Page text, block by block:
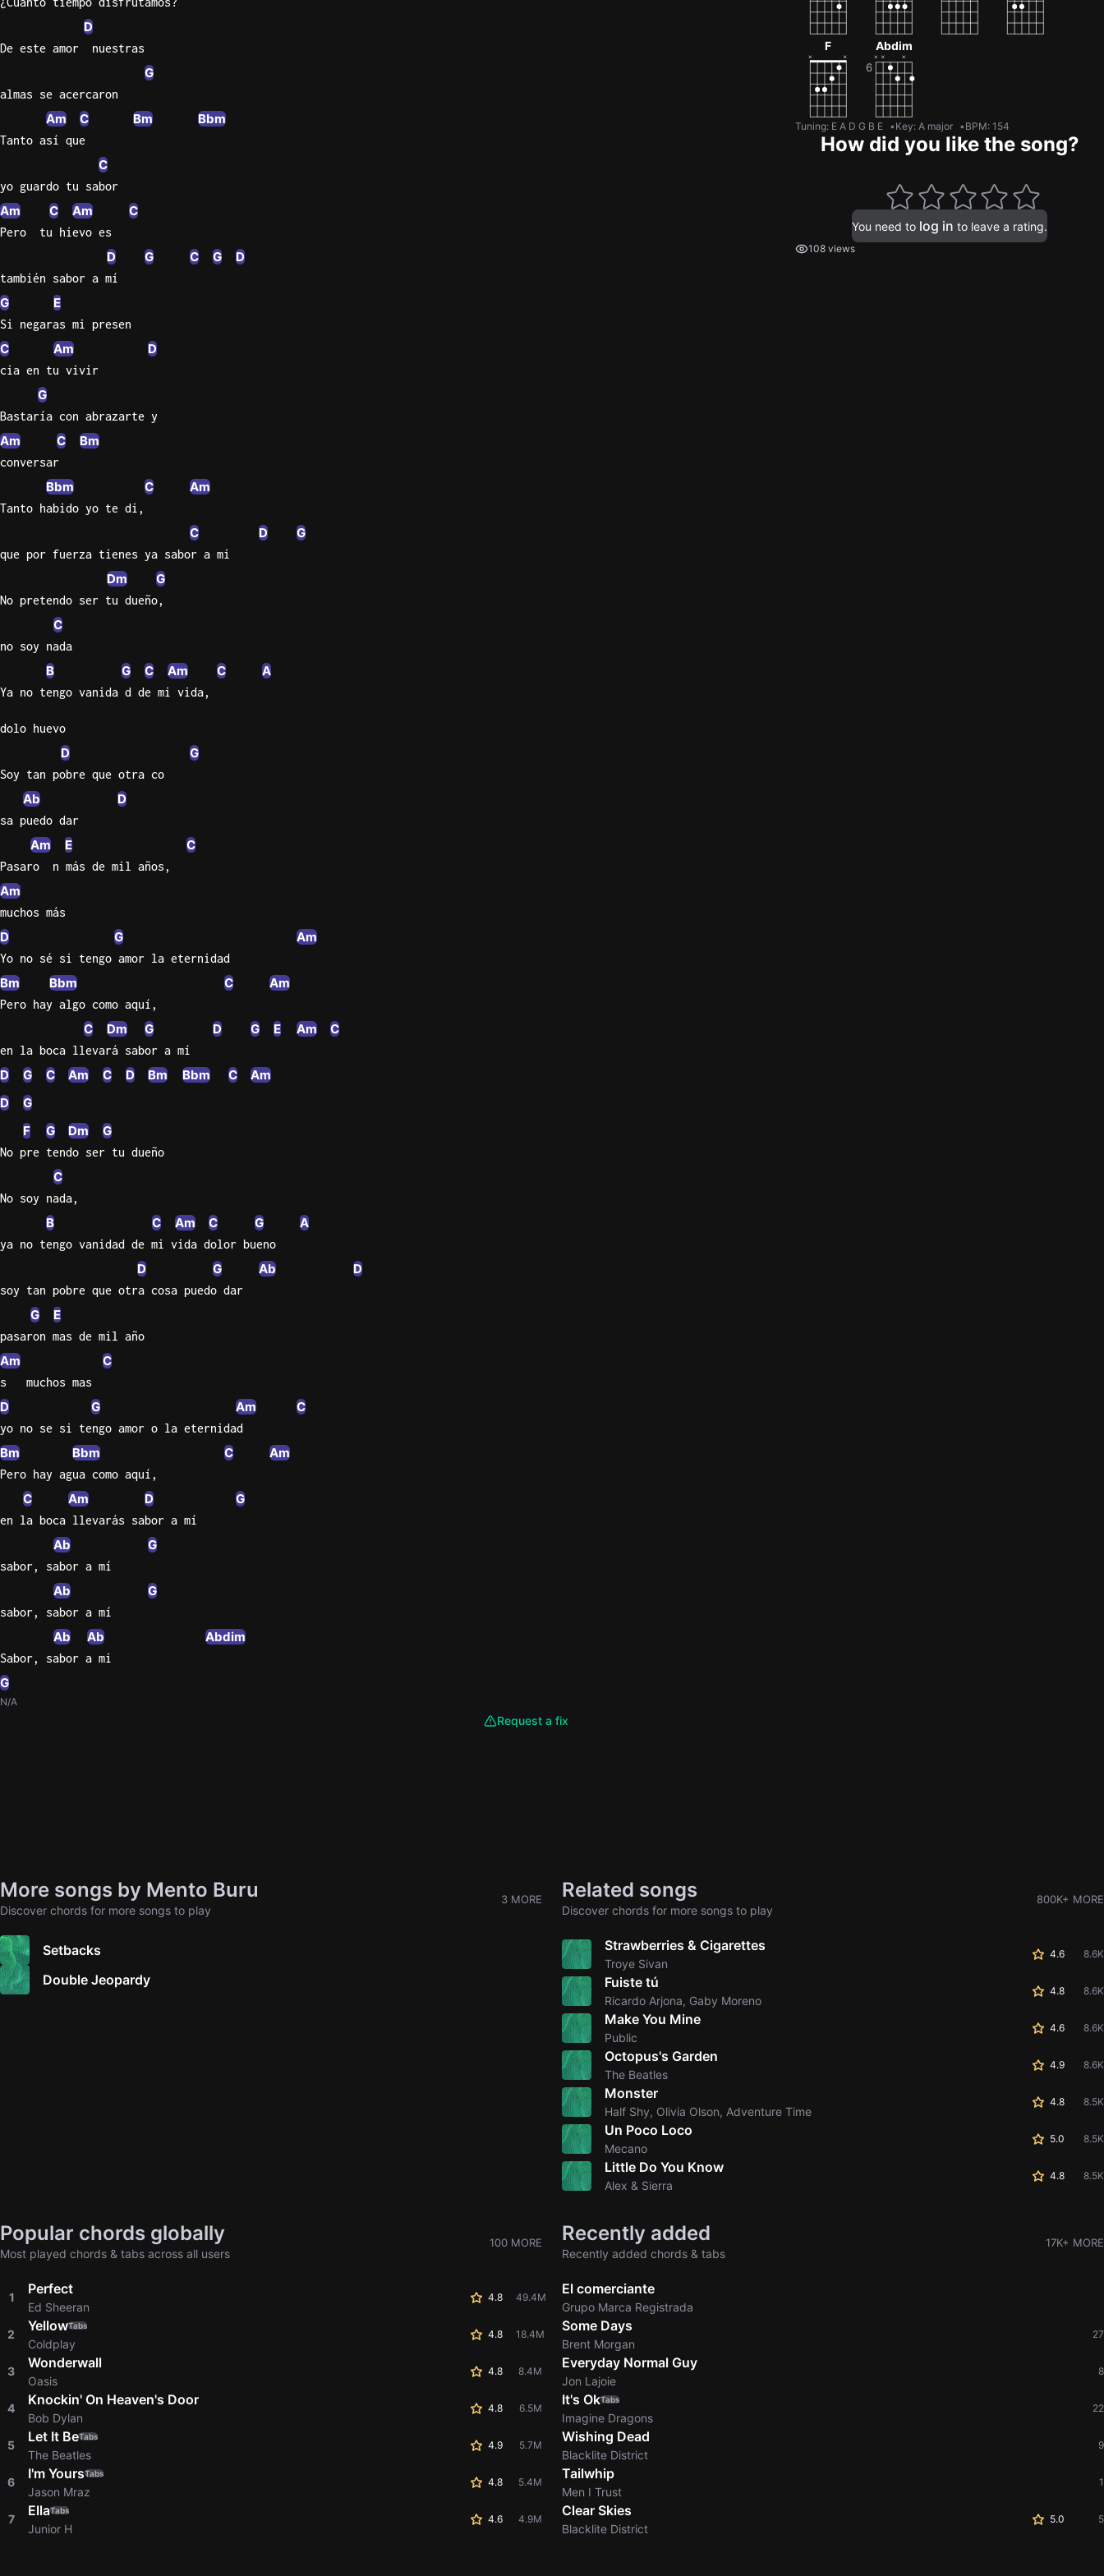
D
De este amor  nuestras
G
almas se acercaron
Am C Bm Bbm
Tanto así que
C
yo guardo tu sabor
Am C Am C
Pero  tu hievo es
D G C G D
también sabor a mí
G E
Si negaras mi presen
C Am D
cia en tu vivir
G
Bastaría con abrazarte y
Am C Bm
conversar
Bbm C Am
Tanto habido yo te di,
C D G
que por fuerza tienes ya sabor a mi
Dm G
No pretendo ser tu dueño,
C
no soy nada
B G C Am C A
Ya no tengo vanida d de mi vida,
dolo huevo
D G
Soy tan pobre que otra co
Ab D
sa puedo dar
Am E C
Pasaro  n más de mil años,
Am
muchos más
D G Am
Yo no sé si tengo amor la eternidad
Bm Bbm C Am
Pero hay algo como aquí,
C Dm G D G E Am C
en la boca llevará sabor a mí
D G C Am C D Bm Bbm C
Am
D
G
F
G Dm G
No pre tendo ser tu dueño
C
No soy nada,
B C Am C G A
ya no tengo vanidad de mi vida dolor bueno
D G Ab D
soy tan pobre que otra cosa puedo dar
G E
pasaron mas de mil año
Am C
s   muchos mas
D G Am C
yo no se si tengo amor o la eternidad
Bm Bbm C Am
Pero hay agua como aquí,
C Am D G
en la boca llevarás sabor a mí
Ab G
sabor, sabor a mí
Ab G
sabor, sabor a mí
Ab Ab Abdim
Sabor, sabor a mi
G
N/A
Request a fix
F Abdim
Tuning: E A D G B E Key: A major BPM: 154
How did you like the song?
You need to log in to leave a rating.
108 views
More songs by Mento Buru
Discover chords for more songs to play
3 MORE
Setbacks
Double Jeopardy
Related songs
Discover chords for more songs to play
800K+ MORE
Strawberries & Cigarettes
Troye Sivan
4.6 8.6K
Fuiste tú
Ricardo Arjona, Gaby Moreno
4.8 8.6K
Make You Mine
Public
4.6 8.6K
Octopus's Garden
The Beatles
4.9 8.6K
Monster
Half Shy, Olivia Olson, Adventure Time
4.8 8.5K
Un Poco Loco
Mecano
5.0 8.5K
Little Do You Know
Alex & Sierra
4.8 8.5K
Popular chords globally
Most played chords & tabs across all users
100 MORE
1
Perfect
Ed Sheeran
4.8 49.4M
2
YellowTabs
Coldplay
4.8 18.4M
3
Wonderwall
Oasis
4.8 8.4M
4
Knockin' On Heaven's Door
Bob Dylan
4.8 6.5M
5
Let It BeTabs
The Beatles
4.9 5.7M
6
I'm YoursTabs
Jason Mraz
4.8 5.4M
7
EllaTabs
Junior H
4.6 4.9M
Recently added
Recently added chords & tabs
17K+ MORE
El comerciante
Grupo Marca Registrada
Some Days
Brent Morgan
27
Everyday Normal Guy
Jon Lajoie
8
It's OkTabs
Imagine Dragons
22
Wishing Dead
Blacklite District
9
Tailwhip
Men I Trust
1
Clear Skies
Blacklite District
5.0 5